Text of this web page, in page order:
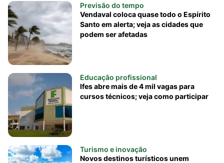
Previsão do tempo
Vendaval coloca quase todo o Espírito
Santo em alerta; veja as cidades que
podem ser afetadas
Educação profissional
Ifes abre mais de 4 mil vagas para
cursos técnicos; veja como participar
Turismo e inovação
Novos destinos turísticos unem